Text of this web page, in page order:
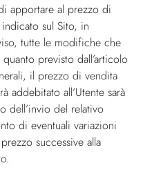
apportare al prezzo di
sul Sito, in
tutte le modifiche che
previsto dall’articolo
il prezzo di vendita
addebitato all’Utente sarà
dell’invio del relativo
di eventuali variazioni
successive alla